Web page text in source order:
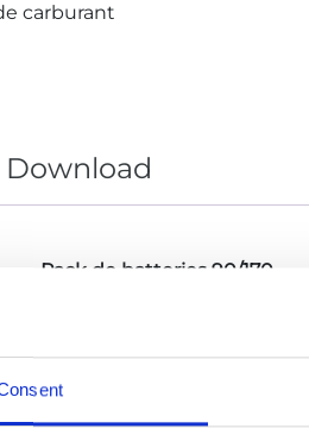
carburant
Download
Pack de batteries 90/170